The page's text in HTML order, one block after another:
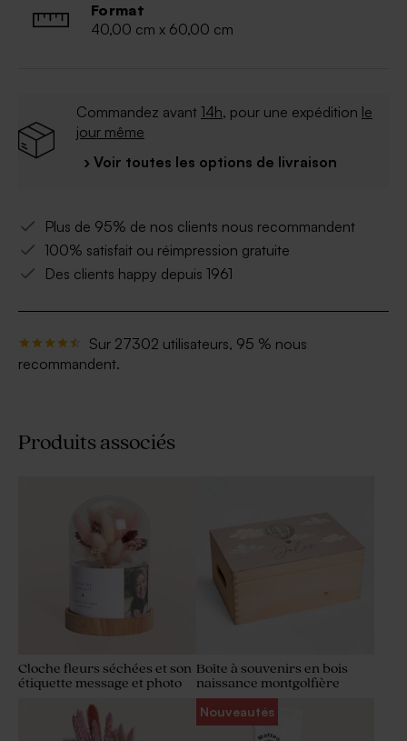
Format
40,00 cm x 60,00 cm
Commandez avant 14h, pour une expédition le
jour même
› Voir toutes les options de livraison
Plus de 95% de nos clients nous recommandent
100% satisfait ou réimpression gratuite
Des clients happy depuis 1961
Sur 27302 utilisateurs, 95 % nous
recommandent.
Produits associés
Cloche fleurs séchées et son
étiquette message et photo
Boîte à souvenirs en bois
naissance montgolfière
Nouveautés